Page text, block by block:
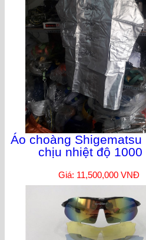
Áo choàng Shigematsu
chịu nhiệt độ 1000
Giá: 11,500,000 VNĐ